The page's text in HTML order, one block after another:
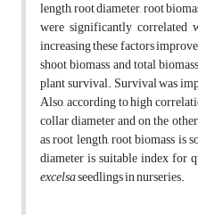
length, root diameter, root
were significantly
increasing these factors
shoot biomass and total
plant survival. Survival was
Also, according to high
collar diameter and on the
as root length, root biomass is
diameter is suitable index for
excelsaseedlings in nurseries.